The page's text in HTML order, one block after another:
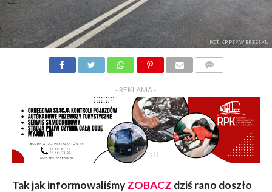
FOT. KP PSP W BRZESKU
- REKLAMA -
Tak jak informowaliśmyZOBACZ dziś rano doszło